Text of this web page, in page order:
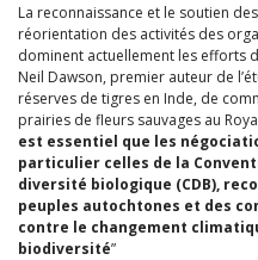
La reconnaissance et le soutien
réorientation des activités des
dominent actuellement les efforts
Neil Dawson, premier auteur de
réserves de tigres en Inde, de
prairies de fleurs sauvages au
est essentiel que les
particulier celles de la
diversité biologique (CDB),
peuples autochtones et des
contre le changement
biodiversité”